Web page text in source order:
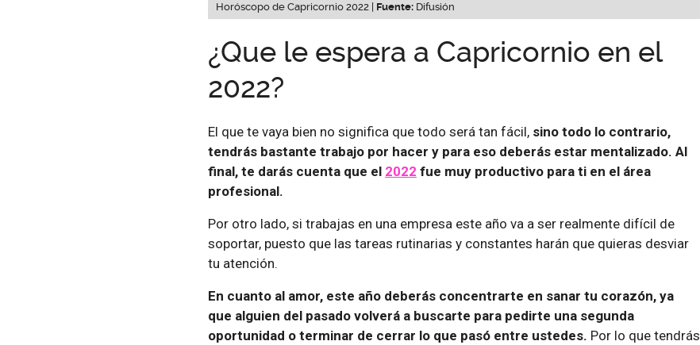
Horóscopo de Capricornio 2022 | Fuente: Difusión
¿Que le espera a Capricornio en el
2022?
El que te vaya bien no significa que todo será tan fácil, sino todo lo contrario,
tendrás bastante trabajo por hacer y para eso deberás estar mentalizado. Al
final, te darás cuenta que el 2022 fue muy productivo para ti en el área
profesional.
Por otro lado, si trabajas en una empresa este año va a ser realmente difícil de
soportar, puesto que las tareas rutinarias y constantes harán que quieras desviar
tu atención.
En cuanto al amor, este año deberás concentrarte en sanar tu corazón, ya
que alguien del pasado volverá a buscarte para pedirte una segunda
oportunidad o terminar de cerrar lo que pasó entre ustedes. Por lo que tendrás